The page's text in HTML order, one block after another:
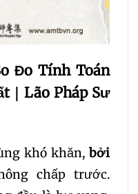
Đo Tính Toán
｜Lão Pháp Sư
khó khăn, bởi
chấp trước.